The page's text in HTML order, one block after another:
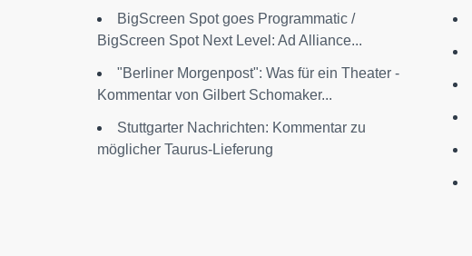
BigScreen Spot goes Programmatic /
BigScreen Spot Next Level: Ad Alliance...
"Berliner Morgenpost": Was für ein Theater -
Kommentar von Gilbert Schomaker...
Stuttgarter Nachrichten: Kommentar zu
möglicher Taurus-Lieferung